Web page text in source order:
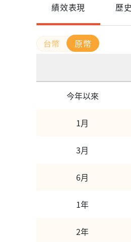
績效表現 歷
原幣
今年以來
1月
3月
6月
1年
2年